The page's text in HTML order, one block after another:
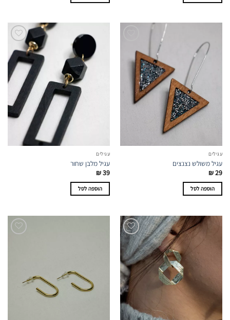
עגילים
עגיל משולש נצנצים
₪29
הוספה לסל
עגילים
עגיל מלבן שחור
₪39
הוספה לסל